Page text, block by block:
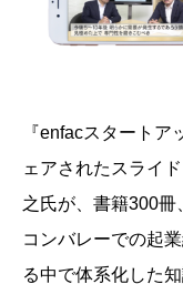
『enfacスタートア
ェアされたスライ
之氏が、書籍300冊
コンバレーでの起
る中で体系化した